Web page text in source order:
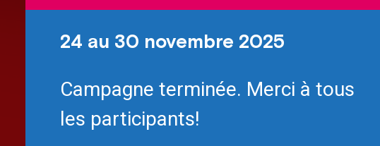
24 au 30 novembre 2025
Campagne terminée. Merci à tous
les participants!